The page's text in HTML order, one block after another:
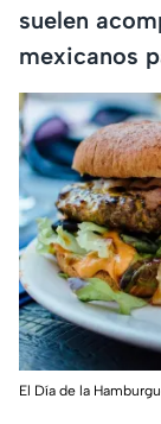
suelen
mexicanos
El Día de la